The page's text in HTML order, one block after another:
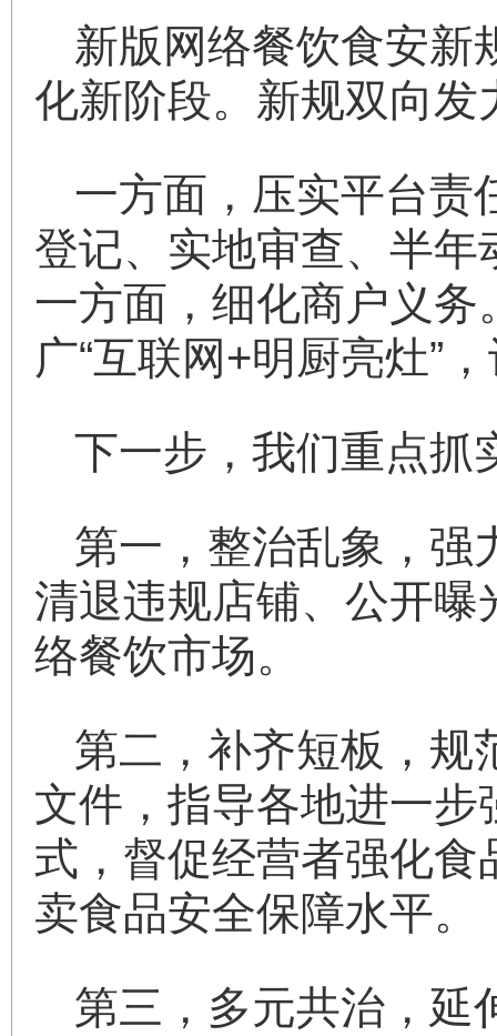
新版网络餐饮食安新
化新阶段。新规双向
一方面，压实平台责
登记、实地审查、半
一方面，细化商户义
广“互联网+明厨亮灶”
下一步，我们重点抓
第一，整治乱象，强
清退违规店铺、公开
络餐饮市场。
第二，补齐短板，规
文件，指导各地进一
式，督促经营者强化
卖食品安全保障水平。
第三，多元共治，延